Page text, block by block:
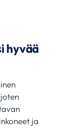
hyvää
ja